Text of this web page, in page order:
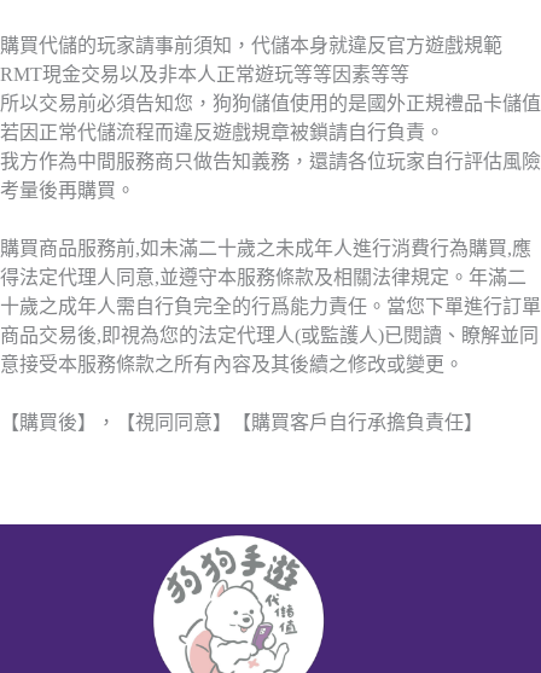
購買代儲的玩家請事前須知，代儲本身就違反官方遊戲規範
RMT現金交易以及非本人正常遊玩等等因素等等
所以交易前必須告知您，狗狗儲值使用的是國外正規禮品卡儲值
若因正常代儲流程而違反遊戲規章被鎖請自行負責。
我方作為中間服務商只做告知義務，還請各位玩家自行評估風險
考量後再購買。
購買商品服務前,如未滿二十歲之未成年人進行消費行為購買,應
得法定代理人同意,並遵守本服務條款及相關法律規定。年滿二
十歲之成年人需自行負完全的行爲能力責任。當您下單進行訂單
商品交易後,即視為您的法定代理人(或監護人)已閱讀、瞭解並同
意接受本服務條款之所有內容及其後續之修改或變更。
【購買後】，【視同同意】【購買客戶自行承擔負責任】